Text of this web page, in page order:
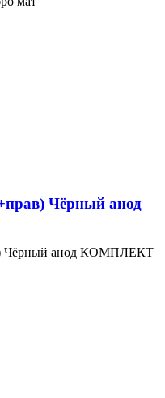
Чёрный анод
Чёрный анод КОМПЛЕКТ